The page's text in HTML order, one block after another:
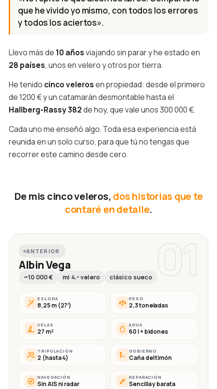
que he vivido yo mismo, con todos los errores
y todos los aciertos».
Llevo más de 10 añosviajando sin parar y he estado en
28 países, unos en velero y otros por tierra.
He tenido cinco velerosen propiedad: desde el primero
de 1200 € y un catamarán desmontable hasta el
Hallberg-Rassy 382de hoy, que vale unos 300 000 €.
Cada uno me enseñó algo. Toda esa experiencia está
reunida en un solo curso, para que tú no tengas que
recorrer este camino desde cero.
De mis cinco veleros, dos historias que te
contaré en detalle.
01
ANTERIOR
Albin Vega
~10 000 € mi 4.º velero clásico sueco
ESLORA
8,25 m (27′)
PESO
2,3 toneladas
VELAS
27 m²
AGUA
60 l + bidones
TRIPULACIÓN
2 (hasta 4)
GOBIERNO
Caña del timón
NAVEGACIÓN
Sin AIS ni radar
REPARACIÓN
Sencilla y barata